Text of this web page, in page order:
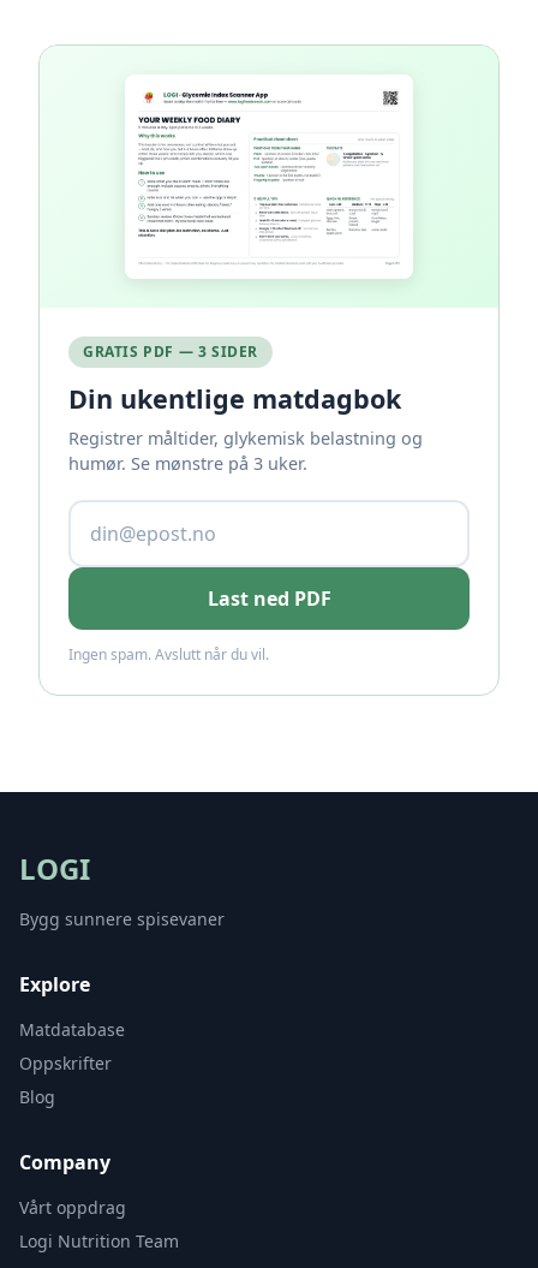
GRATIS PDF — 3 SIDER
Din ukentlige matdagbok
Registrer måltider, glykemisk belastning og
humør. Se mønstre på 3 uker.
Last ned PDF
Ingen spam. Avslutt når du vil.
LOGI
Bygg sunnere spisevaner
Explore
Matdatabase
Oppskrifter
Blog
Company
Vårt oppdrag
Logi Nutrition Team